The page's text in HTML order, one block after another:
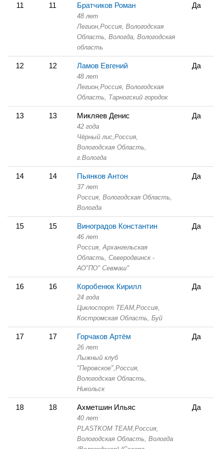
11 11 Братчиков Роман
48 лет
Легион, Россия, Вологодская
Область, Вологда, Вологодская
область
Да
12 12 Ламов Евгений
48 лет
Легион, Россия, Вологодская
Область,
Тарногский городок
Да
13 13 Микляев Денис
42 года
Чёрный лис, Россия,
Вологодская Область,
г.Вологда
Да
14 14 Пьянков Антон
37 лет
Россия, Вологодская Область,
Вологда
Да
15 15 Виноградов Константин
46 лет
Россия, Архангельская
Область, Северодвинск -
АО"ПО" Севмаш"
Да
16 16 Коробенюк Кирилл
24 года
Циклоспорт TEAM, Россия,
Костромская Область, Буй
Да
17 17 Горчаков Артём
26 лет
Лыжный клуб
"Перовское", Россия,
Вологодская Область,
Никольск
Да
18 18 Ахметшин Ильяс
40 лет
PLASTKOM TEAM, Россия,
Вологодская Область, Вологда
Да